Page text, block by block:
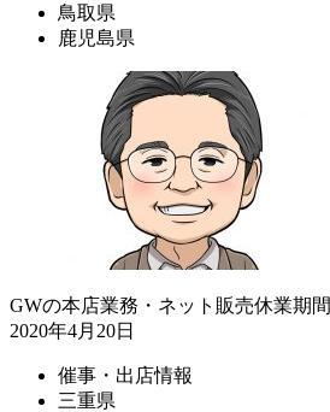
鳥取県
鹿児島県
GWの本店業務・ネット販売休業期間
2020年4月20日
催事・出店情報
三重県